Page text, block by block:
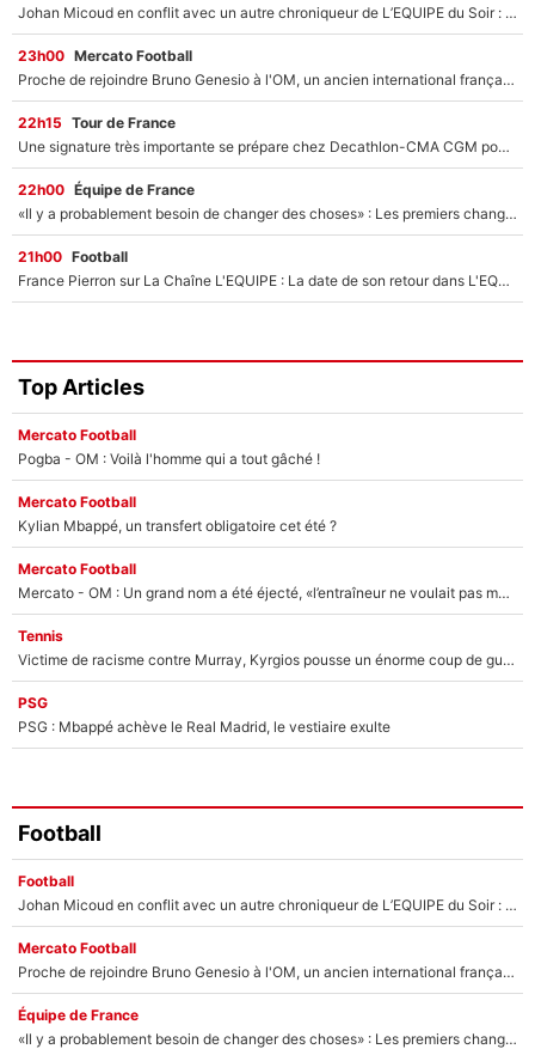
Johan Micoud en conflit avec un autre chroniqueur de L’EQUIPE du Soir : «Pendant un moment, je ne les ai pas remis ensemble dans l'émission»
23h00 Mercato Football
Proche de rejoindre Bruno Genesio à l'OM, un ancien international français va finalement débarquer... sur RMC !
22h15 Tour de France
Une signature très importante se prépare chez Decathlon-CMA CGM pour aider Paul Seixas à gagner le Tour de France 2027
22h00 Équipe de France
«Il y a probablement besoin de changer des choses» : Les premiers changements de Zinedine Zidane en équipe de France sont révélés ?
21h00 Football
France Pierron sur La Chaîne L'EQUIPE : La date de son retour dans L'EQUIPE de Choc est connue... et c'était très attendu
Top Articles
Mercato Football
Pogba - OM : Voilà l'homme qui a tout gâché !
Mercato Football
Kylian Mbappé, un transfert obligatoire cet été ?
Mercato Football
Mercato - OM : Un grand nom a été éjecté, «l’entraîneur ne voulait pas me conserver»
Tennis
Victime de racisme contre Murray, Kyrgios pousse un énorme coup de gueule !
PSG
PSG : Mbappé achève le Real Madrid, le vestiaire exulte
Football
Football
Johan Micoud en conflit avec un autre chroniqueur de L’EQUIPE du Soir : «Pendant un moment, je ne les ai pas remis ensemble dans l'émission»
Mercato Football
Proche de rejoindre Bruno Genesio à l'OM, un ancien international français va finalement débarquer... sur RMC !
Équipe de France
«Il y a probablement besoin de changer des choses» : Les premiers changements de Zinedine Zidane en équipe de France sont révélés ?